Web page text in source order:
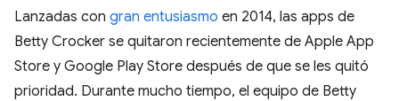
Lanzadas con gran entusiasmo en 2014, las apps de
Betty Crocker se quitaron recientemente de Apple App
Store y Google Play Store después de que se les quitó
prioridad. Durante mucho tiempo, el equipo de Betty